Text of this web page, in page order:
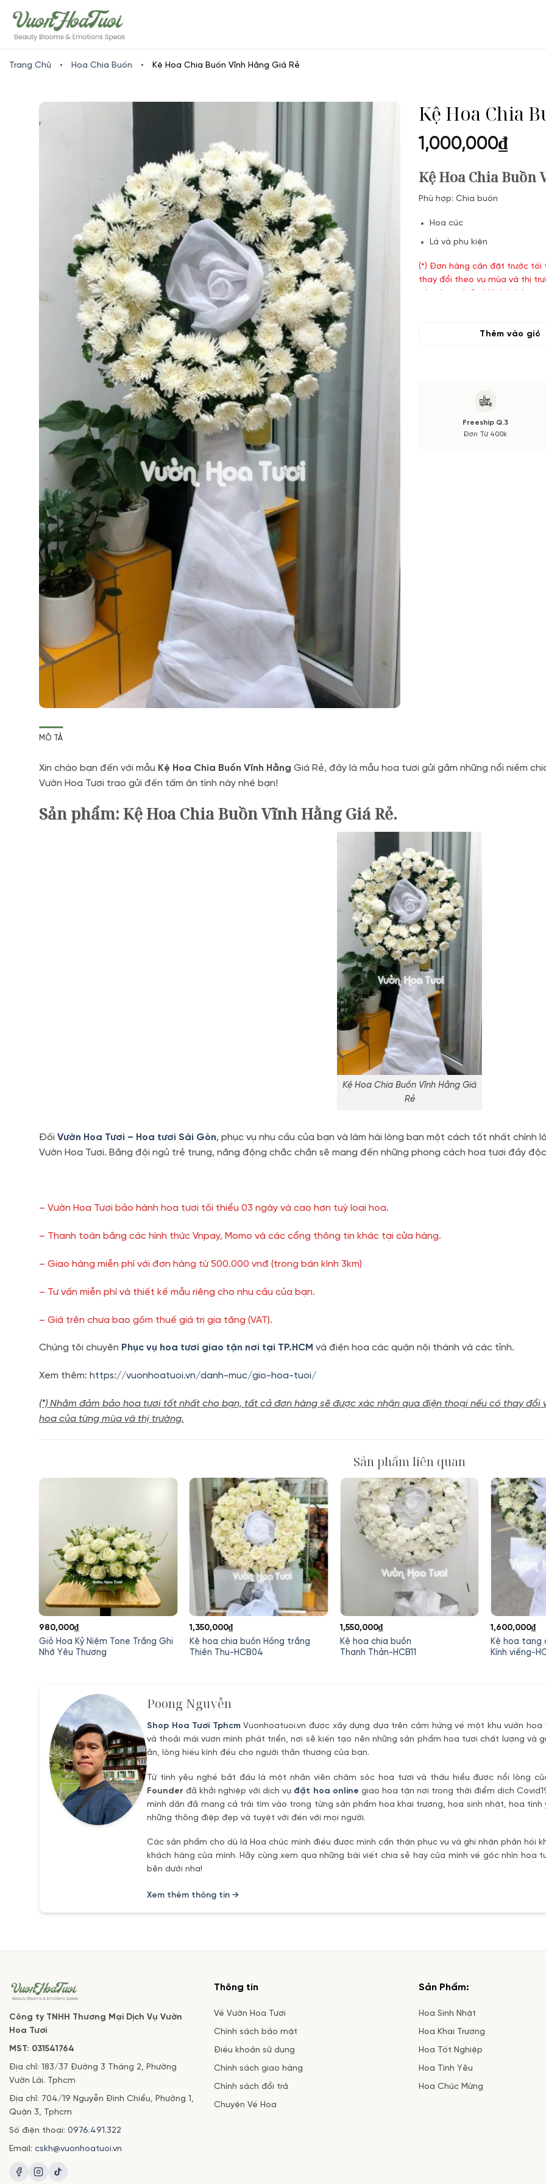
to
content
Trang Chủ • Hoa Chia Buồn • Kệ Hoa Chia Buồn Vĩnh Hằng Giá Rẻ
Kệ Hoa Chia
1,000,000₫
Kệ Hoa Chia Buồn
Phù hợp: Chia buồn
Hoa cúc
Lá và phụ kiện
(*) Đơn hàng cần đặt trước tối
thay đổi theo vụ mùa và thị
Thêm vào giỏ
Freeship Q.3
Đơn Từ 400k
MÔ TẢ
Xin chào bạn đến với mẫu Kệ Hoa Chia Buồn Vĩnh Hằng Giá Rẻ, đây là mẫu hoa tươi gửi gắm những nổi niềm
Vườn Hoa Tươi trao gửi đến tấm ân tình này nhé bạn!
Sản phẩm: Kệ Hoa Chia Buồn Vĩnh Hằng Giá Rẻ.
Kệ Hoa Chia Buồn Vĩnh Hằng Giá
Rẻ
Đối Vườn Hoa Tươi – Hoa tươi Sài Gòn, phục vụ nhu cầu của bạn và làm hài lòng bạn một cách tốt nhất chính
Vườn Hoa Tươi. Bằng đội ngủ trẻ trung, năng động chắc chắn sẽ mang đến những phong cách hoa tươi đầy
– Vườn Hoa Tươi bảo hành hoa tươi tối thiểu 03 ngày và cao hơn tuỳ loại hoa.
– Thanh toán bằng các hình thức Vnpay, Momo và các cổng thông tin khác tại cửa hàng.
– Giao hàng miễn phí với đơn hàng từ 500.000 vnđ (trong bán kính 3km)
– Tư vấn miễn phí và thiết kế mẫu riêng cho nhu cầu của bạn.
– Giá trên chưa bao gồm thuế giá trị gia tăng (VAT).
Chúng tôi chuyên Phục vụ hoa tươi giao tận nơi tại TP.HCM và điện hoa các quận nội thành và các tỉnh.
Xem thêm: https://vuonhoatuoi.vn/danh-muc/gio-hoa-tuoi/
(*) Nhằm đảm bảo hoa tươi tốt nhất cho bạn, tất cả đơn hàng sẽ được xác nhận qua điện thoại nếu có thay đổi
hoa của từng mùa và thị trường.
Sản phẩm liên quan
Giỏ Hoa Kỷ Niệm Tone Trắng Ghi
Nhớ Yêu Thương
980,000₫
Kệ hoa chia buồn Hồng trắng
Thiên Thu-HCB04
1,350,000₫
Kệ hoa chia buồn
Thanh Thản-HCB11
1,550,000₫
Kệ hoa tang
Kính viếng-
1,600,000₫
Poong Nguyễn
Shop Hoa Tươi TphcmVuonhoatuoi.vn được xây dựng dựa trên cảm hứng về một khu vườn
và thoải mái vươn mình phát triển, nơi sẽ kiến tạo nên những sản phẩm hoa tươi chất lượng và
ân, lòng hiếu kính đếu cho người thân thương của bạn.
Từ tình yêu nghề bắt đầu là một nhân viên chăm sóc hoa tươi và thấu hiểu được nổi lòng
Founder đã khởi nghiệp với dịch vụ đặt hoa online giao hoa tận nơi trong thời điểm dịch
mình dần đã mang cả trái tím vào trong từng sản phẩm hoa khai trương, hoa sinh nhật, hoa
những thông điệp đẹp và tuyệt vời đến với mọi người.
Các sản phẩm cho dù là Hoa chúc mình điều được mình cẩn thận phục vụ và ghi nhận phản
khách hàng của mình. Hãy cùng xem qua những bài viết chia sẻ hay của mình về góc nhìn hoa
bên dưới nha!
Xem thêm thông tin →
Công ty TNHH Thương Mại Dịch Vụ Vườn
Hoa Tươi
MST: 031541764
Địa chỉ: 183/37 Đường 3 Tháng 2, Phường
Vườn Lài. Tphcm
Địa chỉ: 704/19 Nguyễn Đình Chiểu, Phường 1,
Quận 3, Tphcm
Số điện thoại: 0976.491.322
Email: cskh@vuonhoatuoi.vn
Thông tin
Về Vườn Hoa Tươi
Chính sách bảo mật
Điều khoản sử dụng
Chính sách giao hàng
Chính sách đổi trả
Chuyện Về Hoa
Sản Phẩm:
Hoa Sinh Nhật
Hoa Khai Trương
Hoa Tốt Nghiệp
Hoa Tình Yêu
Hoa Chúc Mừng